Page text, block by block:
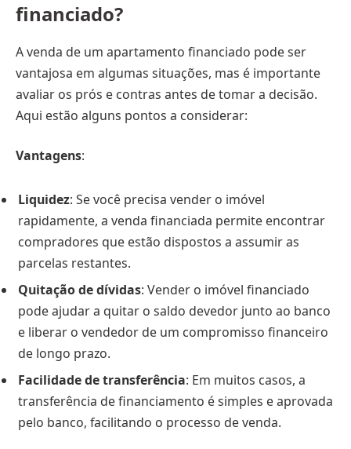
financiado?
A venda de um apartamento financiado pode ser
vantajosa em algumas situações, mas é importante
avaliar os prós e contras antes de tomar a decisão.
Aqui estão alguns pontos a considerar:
Vantagens:
Liquidez: Se você precisa vender o imóvel
rapidamente, a venda financiada permite encontrar
compradores que estão dispostos a assumir as
parcelas restantes.
Quitação de dívidas: Vender o imóvel financiado
pode ajudar a quitar o saldo devedor junto ao banco
e liberar o vendedor de um compromisso financeiro
de longo prazo.
Facilidade de transferência: Em muitos casos, a
transferência de financiamento é simples e aprovada
pelo banco, facilitando o processo de venda.